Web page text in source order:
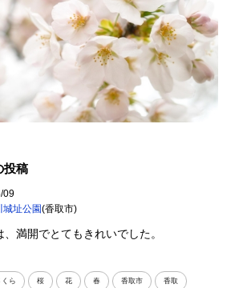
投稿
09
城址公園(香取市)
満開でとてもきれいでした。
くら 桜 花 春 香取市 香取